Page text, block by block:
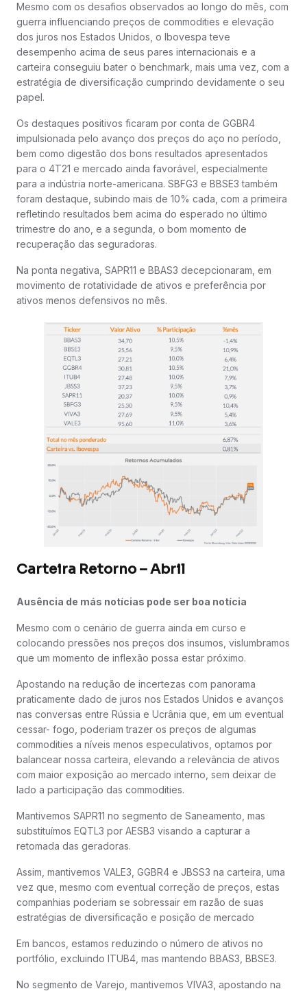
Mesmo com os desafios observados ao longo do mês, com
guerra influenciando preços de commodities e elevação
dos juros nos Estados Unidos, o Ibovespa teve
desempenho acima de seus pares internacionais e a
carteira conseguiu bater o benchmark, mais uma vez, com a
estratégia de diversificação cumprindo devidamente o seu
papel.
Os destaques positivos ficaram por conta de GGBR4
impulsionada pelo avanço dos preços do aço no período,
bem como digestão dos bons resultados apresentados
para o 4T21 e mercado ainda favorável, especialmente
para a indústria norte-americana. SBFG3 e BBSE3 também
foram destaque, subindo mais de 10% cada, com a primeira
refletindo resultados bem acima do esperado no último
trimestre do ano, e a segunda, o bom momento de
recuperação das seguradoras.
Na ponta negativa, SAPR11 e BBAS3 decepcionaram, em
movimento de rotatividade de ativos e preferência por
ativos menos defensivos no mês.
Carteira Retorno – Abril
Ausência de más notícias pode ser boa notícia
Mesmo com o cenário de guerra ainda em curso e
colocando pressões nos preços dos insumos, vislumbramos
que um momento de inflexão possa estar próximo.
Apostando na redução de incertezas com panorama
praticamente dado de juros nos Estados Unidos e avanços
nas conversas entre Rússia e Ucrânia que, em um eventual
cessar- fogo, poderiam trazer os preços de algumas
commodities a níveis menos especulativos, optamos por
balancear nossa carteira, elevando a relevância de ativos
com maior exposição ao mercado interno, sem deixar de
lado a participação das commodities.
Mantivemos SAPR11 no segmento de Saneamento, mas
substituímos EQTL3 por AESB3 visando a capturar a
retomada das geradoras.
Assim, mantivemos VALE3, GGBR4 e JBSS3 na carteira, uma
vez que, mesmo com eventual correção de preços, estas
companhias poderiam se sobressair em razão de suas
estratégias de diversificação e posição de mercado
Em bancos, estamos reduzindo o número de ativos no
portfólio, excluindo ITUB4, mas mantendo BBAS3, BBSE3.
No segmento de Varejo, mantivemos VIVA3, apostando na